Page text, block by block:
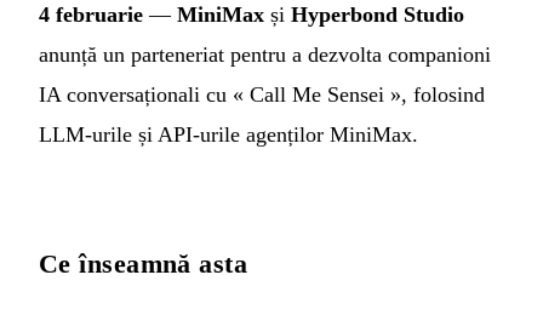
4 februarie — MiniMax și Hyperbond Studio
anunță un parteneriat pentru a dezvolta companioni
IA conversaționali cu « Call Me Sensei », folosind
LLM-urile și API-urile agenților MiniMax.
Ce înseamnă asta